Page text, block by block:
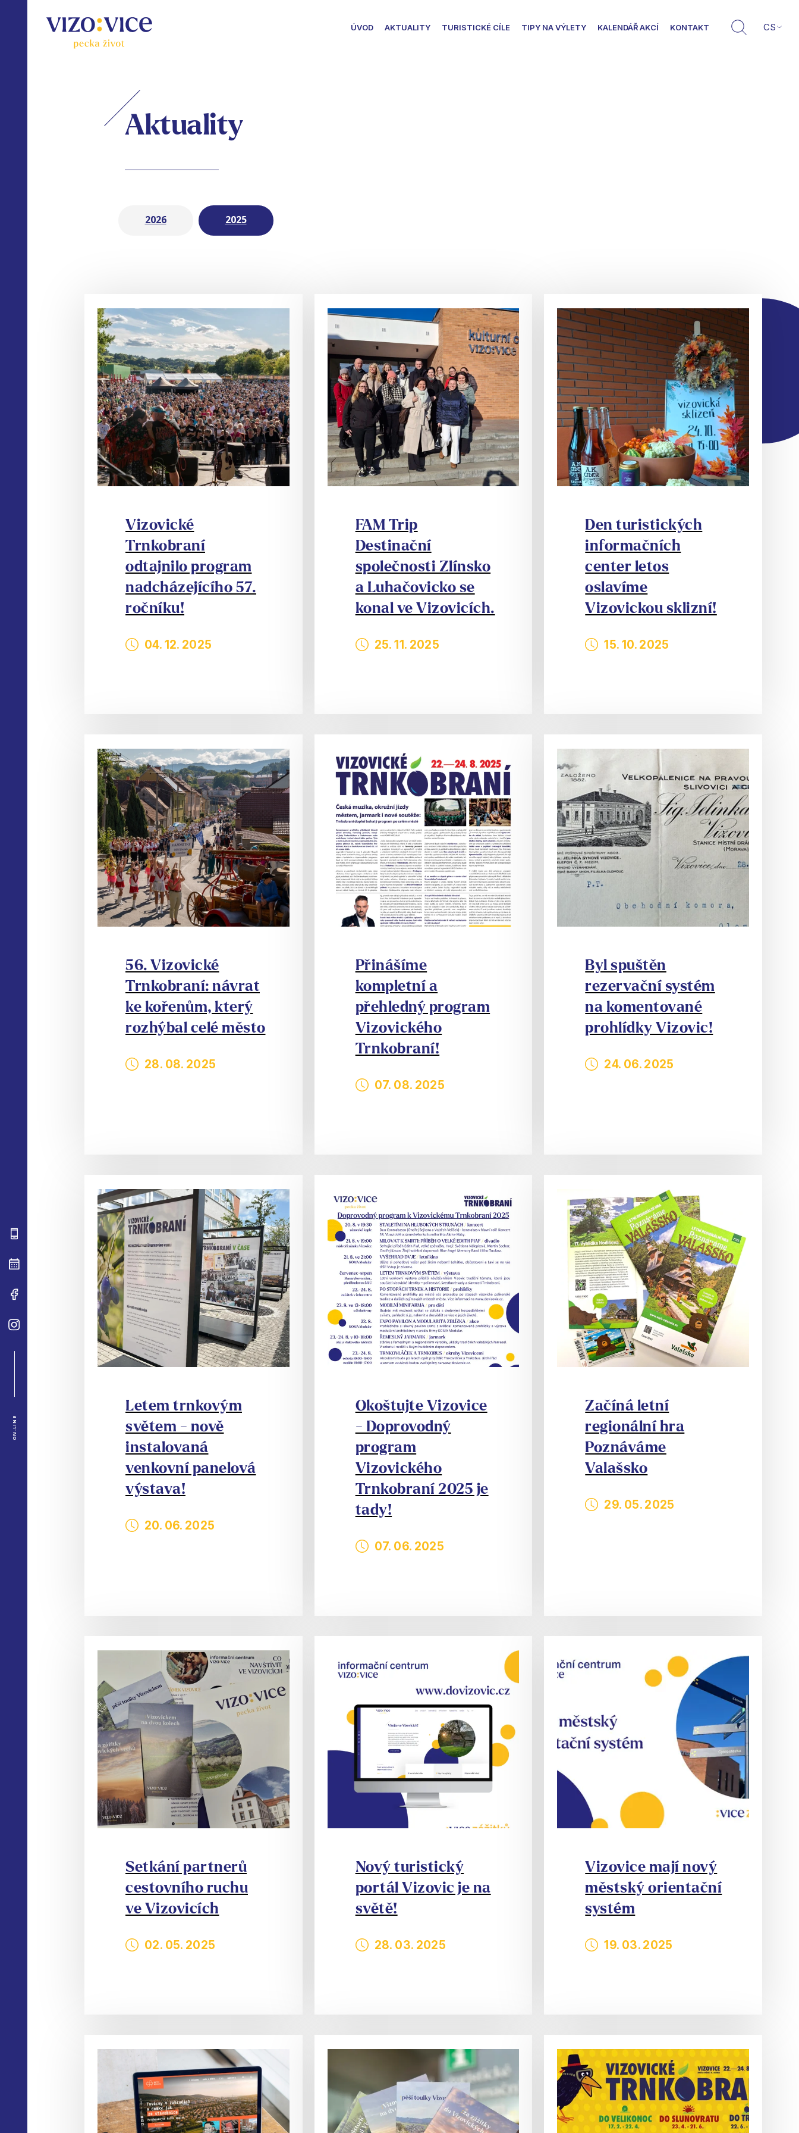
ÚVOD AKTUALITY TURISTICKÉ CÍLE TIPY NA VÝLETY KALENDÁŘ AKCÍ KONTAKT CS
ON-LINE
Aktuality
2026 2025
Vizovické
Trnkobraní
odtajnilo program
nadcházejícího 57.
ročníku!
04. 12. 2025
FAM Trip
Destinační
společnosti Zlínsko
a Luhačovicko se
konal ve Vizovicích.
25. 11. 2025
Den turistických
informačních
center letos
oslavíme
Vizovickou sklizní!
15. 10. 2025
56. Vizovické
Trnkobraní: návrat
ke kořenům, který
rozhýbal celé město
28. 08. 2025
Přinášíme
kompletní a
přehledný program
Vizovického
Trnkobraní!
07. 08. 2025
Byl spuštěn
rezervační systém
na komentované
prohlídky Vizovic!
24. 06. 2025
Letem trnkovým
světem - nově
instalovaná
venkovní panelová
výstava!
20. 06. 2025
Okoštujte Vizovice
- Doprovodný
program
Vizovického
Trnkobraní 2025 je
tady!
07. 06. 2025
Začíná letní
regionální hra
Poznáváme
Valašsko
29. 05. 2025
Setkání partnerů
cestovního ruchu
ve Vizovicích
02. 05. 2025
Nový turistický
portál Vizovic je na
světě!
28. 03. 2025
Vizovice mají nový
městský orientační
systém
19. 03. 2025